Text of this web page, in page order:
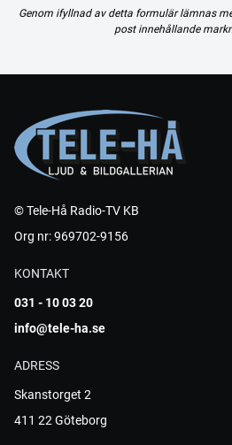
Genom ifyllnad av detta formulär lämnas
post innehållande
© Tele-Hå Radio-TV KB
Org nr: 969702-9156
KONTAKT
031 - 10 03 20
info@tele-ha.se
ADRESS
Skanstorget 2
411 22 Göteborg